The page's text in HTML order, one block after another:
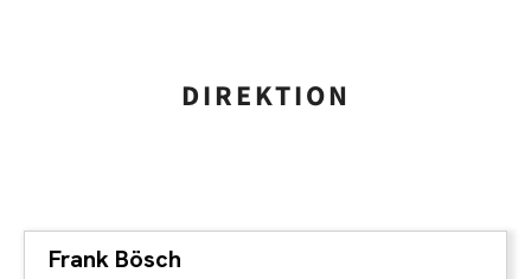
DIREKTION
Frank Bösch